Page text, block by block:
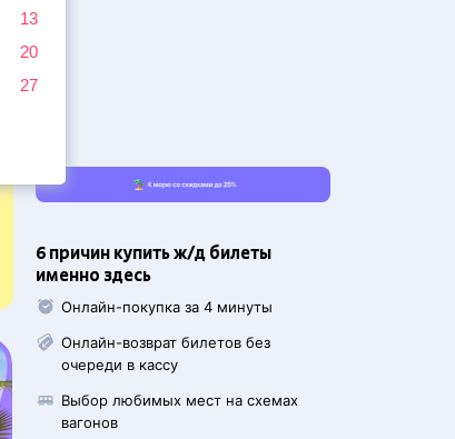
13
20
27
6 причин купить ж/д билеты
именно здесь
Онлайн-покупка за 4 минуты
Онлайн-возврат билетов без
очереди в кассу
Выбор любимых мест на схемах
вагонов